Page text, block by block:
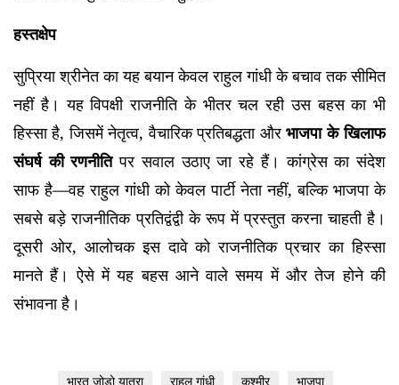
हस्तक्षेप
सुप्रिया श्रीनेत का यह बयान केवल राहुल गांधी के बचाव तक सीमित
नहीं है। यह विपक्षी राजनीति के भीतर चल रही उस बहस का भी
हिस्सा है, जिसमें नेतृत्व, वैचारिक प्रतिबद्धता और भाजपा के खिलाफ
संघर्ष की रणनीतिपर सवाल उठाए जा रहे हैं। कांग्रेस का संदेश
साफ है—वह राहुल गांधी को केवल पार्टी नेता नहीं, बल्कि भाजपा के
सबसे बड़े राजनीतिक प्रतिद्वंद्वी के रूप में प्रस्तुत करना चाहती है।
दूसरी ओर, आलोचक इस दावे को राजनीतिक प्रचार का हिस्सा
मानते हैं। ऐसे में यह बहस आने वाले समय में और तेज होने की
संभावना है।
भारत जोड़ो यात्रा राहुल गांधी कश्मीर भाजपा